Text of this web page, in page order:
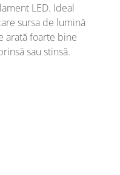
LED. Ideal
sursa de lumină
arată foarte bine
sau stinsă.